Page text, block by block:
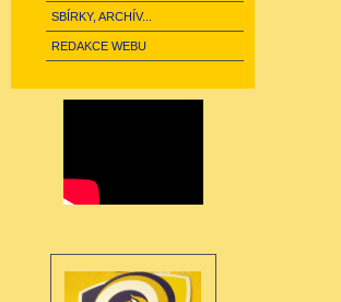
SBÍRKY, ARCHÍV...
REDAKCE WEBU